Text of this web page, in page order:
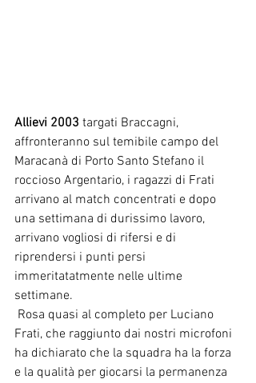
Allievi 2003 targati Braccagni,
affronteranno sul temibile campo del
Maracanà di Porto Santo Stefano il
roccioso Argentario, i ragazzi di Frati
arrivano al match concentrati e dopo
una settimana di durissimo lavoro,
arrivano vogliosi di rifersi e di
riprendersi i punti persi
immeritatatmente nelle ultime
settimane.
Frati, che raggiunto dai nostri microfoni
ha dichiarato che la squadra ha la forza
e la qualità per giocarsi la permanenza